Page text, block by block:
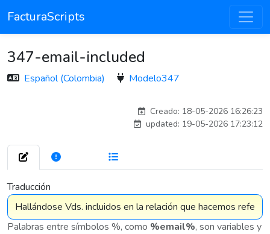
FacturaScripts
347-email-included
Español (Colombia) Modelo347
Creado: 18-05-2026 16:26:23
updated: 19-05-2026 17:23:12
Traducción
Palabras entre símbolos %, como %email%, son variables y